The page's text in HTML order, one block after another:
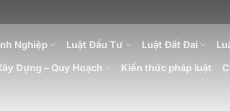
Nghiệp Luật Đầu Tư Luật Đất Đai
Dựng – Quy Hoạch Kiến thức pháp luật